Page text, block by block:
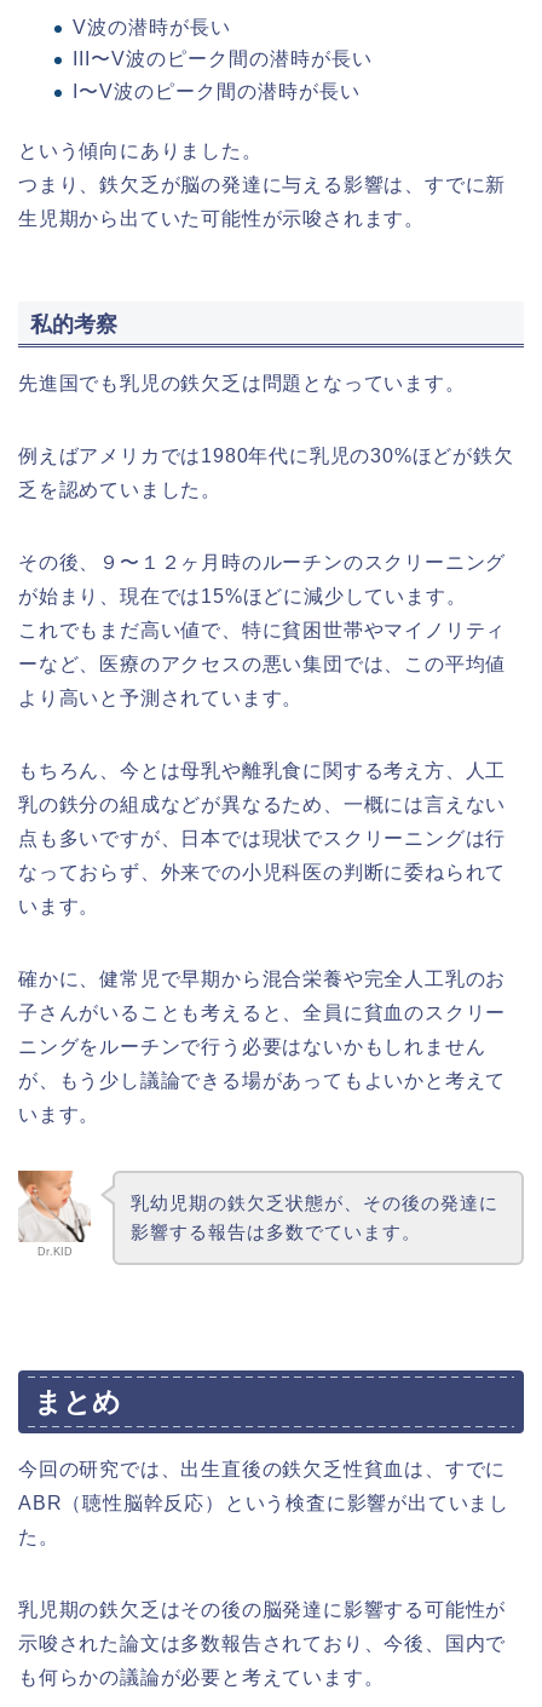
V波の潜時が長い
III〜V波のピーク間の潜時が長い
I〜V波のピーク間の潜時が長い
という傾向にありました。
つまり、鉄欠乏が脳の発達に与える影響は、すでに新
生児期から出ていた可能性が示唆されます。
私的考察
先進国でも乳児の鉄欠乏は問題となっています。
例えばアメリカでは1980年代に乳児の30%ほどが鉄欠
乏を認めていました。
その後、９〜１２ヶ月時のルーチンのスクリーニング
が始まり、現在では15%ほどに減少しています。
これでもまだ高い値で、特に貧困世帯やマイノリティ
ーなど、医療のアクセスの悪い集団では、この平均値
より高いと予測されています。
もちろん、今とは母乳や離乳食に関する考え方、人工
乳の鉄分の組成などが異なるため、一概には言えない
点も多いですが、日本では現状でスクリーニングは行
なっておらず、外来での小児科医の判断に委ねられて
います。
確かに、健常児で早期から混合栄養や完全人工乳のお
子さんがいることも考えると、全員に貧血のスクリー
ニングをルーチンで行う必要はないかもしれません
が、もう少し議論できる場があってもよいかと考えて
います。
Dr.KID
乳幼児期の鉄欠乏状態が、その後の発達に
影響する報告は多数でています。
まとめ
今回の研究では、出生直後の鉄欠乏性貧血は、すでに
ABR（聴性脳幹反応）という検査に影響が出ていまし
た。
乳児期の鉄欠乏はその後の脳発達に影響する可能性が
示唆された論文は多数報告されており、今後、国内で
も何らかの議論が必要と考えています。